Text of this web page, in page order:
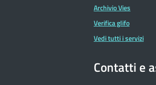
Archivio Vies
Verifica glifo
Vedi tutti i servizi
Contatti e